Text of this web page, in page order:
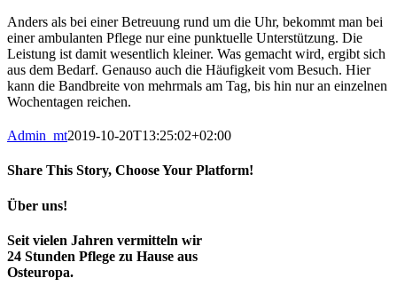
Anders als bei einer Betreuung rund um die Uhr, bekommt man bei
einer ambulanten Pflege nur eine punktuelle Unterstützung. Die
Leistung ist damit wesentlich kleiner. Was gemacht wird, ergibt sich
aus dem Bedarf. Genauso auch die Häufigkeit vom Besuch. Hier
kann die Bandbreite von mehrmals am Tag, bis hin nur an einzelnen
Wochentagen reichen.
Admin_mt2019-10-20T13:25:02+02:00
Share This Story, Choose Your Platform!
Facebook
X
LinkedIn
WhatsApp
Pinterest
E-
Über uns!
Seit vielen Jahren vermitteln wir
24 Stunden Pflege zu Hause aus
Osteuropa.